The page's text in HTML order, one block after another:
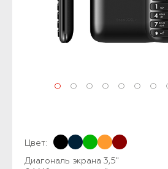
Цвет:
Диагональ экрана 3,5"